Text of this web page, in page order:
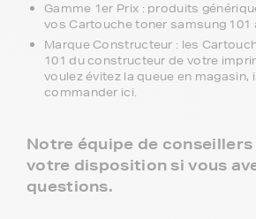
Gamme 1er Prix : produits
vos Cartouche toner samsung 101
Marque Constructeur : les
101 du constructeur de votre
voulez évitez la queue en magasin,
commander ici.
Notre équipe de conseillers
votre disposition si vous
questions.